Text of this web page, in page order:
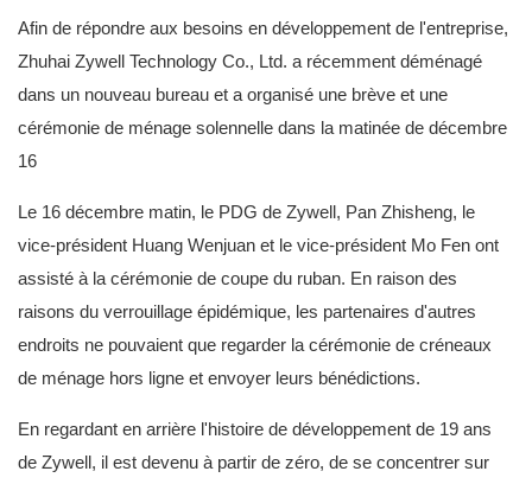
Afin de répondre aux besoins en développement de l'entreprise,
Zhuhai Zywell Technology Co., Ltd. a récemment déménagé
dans un nouveau bureau et a organisé une brève et une
cérémonie de ménage solennelle dans la matinée de décembre
16
Le 16 décembre matin, le PDG de Zywell, Pan Zhisheng, le
vice-président Huang Wenjuan et le vice-président Mo Fen ont
assisté à la cérémonie de coupe du ruban. En raison des
raisons du verrouillage épidémique, les partenaires d'autres
endroits ne pouvaient que regarder la cérémonie de créneaux
de ménage hors ligne et envoyer leurs bénédictions.
En regardant en arrière l'histoire de développement de 19 ans
de Zywell, il est devenu à partir de zéro, de se concentrer sur